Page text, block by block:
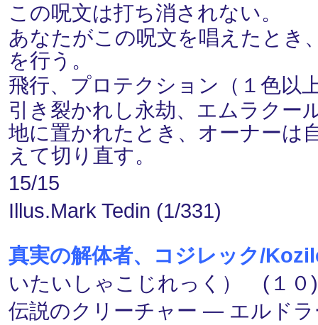
この呪文は打ち消されない。
あなたがこの呪文を唱えたとき
を行う。
飛行、プロテクション（１色以
引き裂かれし永劫、エムラクー
地に置かれたとき、オーナーは
えて切り直す。
15/15
Illus.Mark Tedin (1/331)
真実の解体者、コジレック/
いたいしゃこじれっく） (１０)
伝説のクリーチャー ― エルド